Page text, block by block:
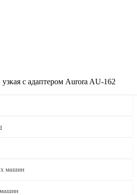
с адаптером Aurora AU-162
машин